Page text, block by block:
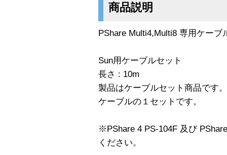
商品説明
PShare Multi4,Multi8 専用ケーブ
Sun用ケーブルセット
長さ : 10m
製品はケーブルセット商品です
ケーブルの１セットです。
※PShare 4 PS-104F 及び
ください。